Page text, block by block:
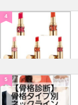
4
5